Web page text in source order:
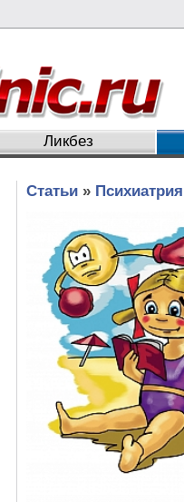
Ликбез
Статьи»